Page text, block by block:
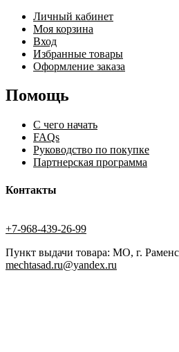
Личный кабинет
Моя корзина
Вход
Избранные товары
Оформление заказа
Помощь
С чего начать
FAQs
Руководство по покупке
Партнерская программа
Контакты
+7-968-439-26-99
Пункт выдачи товара: МО, г.
mechtasad.ru@yandex.ru